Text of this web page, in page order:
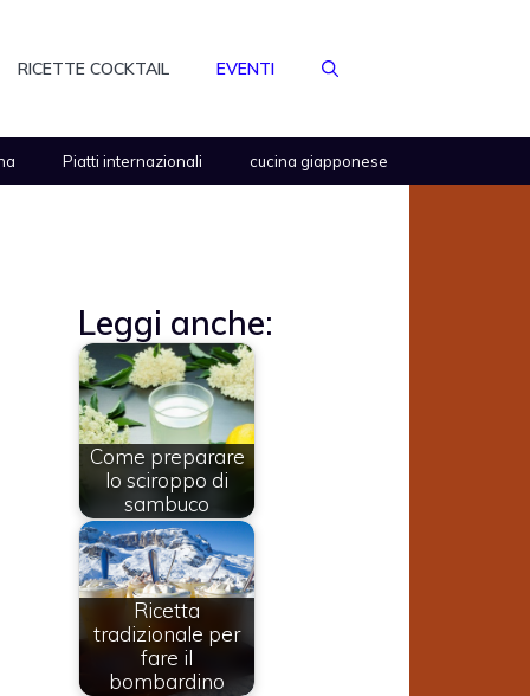
RICETTE COCKTAIL EVENTI
Piatti internazionali cucina giapponese
Leggi anche:
Come preparare
lo sciroppo di
sambuco
Ricetta
tradizionale per
fare il
bombardino